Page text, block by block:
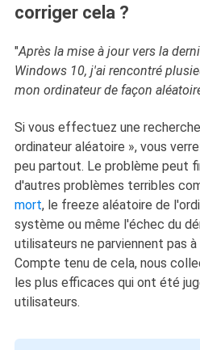
corriger cela ?
"Après la mise à jour vers la
Windows 10, j'ai rencontré
mon ordinateur de façon
Si vous effectuez une
ordinateur aléatoire », vous
peu partout. Le problème peut
d'autres problèmes terribles
mort, le freeze aléatoire de
système ou même l'échec du
utilisateurs ne parviennent pas
Compte tenu de cela, nous
les plus efficaces qui ont été
utilisateurs.